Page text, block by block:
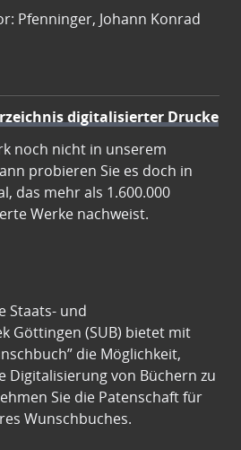
Pfenninger, Johann Konrad
digitalisierter Drucke
noch nicht in unserem
probieren Sie es doch in
das mehr als 1.600.000
Werke nachweist.
Staats- und
Göttingen (SUB) bietet mit
die Möglichkeit,
Digitalisierung von Büchern zu
Sie die Patenschaft für
Wunschbuches.